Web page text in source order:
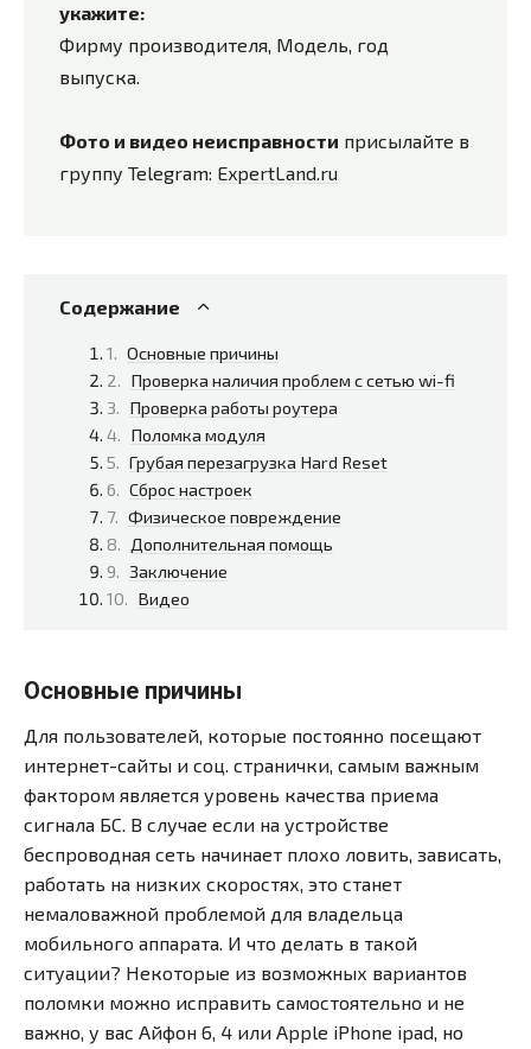
укажите:
Фирму производителя, Модель, год
выпуска.
Фото и видео неисправности присылайте в
группу Telegram: ExpertLand.ru
Содержание
Основные причины
Проверка наличия проблем с сетью wi-fi
Проверка работы роутера
Поломка модуля
Грубая перезагрузка Hard Reset
Сброс настроек
Физическое повреждение
Дополнительная помощь
Заключение
Видео
Основные причины
Для пользователей, которые постоянно посещают
интернет-сайты и соц. странички, самым важным
фактором является уровень качества приема
сигнала БС. В случае если на устройстве
беспроводная сеть начинает плохо ловить, зависать,
работать на низких скоростях, это станет
немаловажной проблемой для владельца
мобильного аппарата. И что делать в такой
ситуации? Некоторые из возможных вариантов
поломки можно исправить самостоятельно и не
важно, у вас Айфон 6, 4 или Apple iPhone ipad, но